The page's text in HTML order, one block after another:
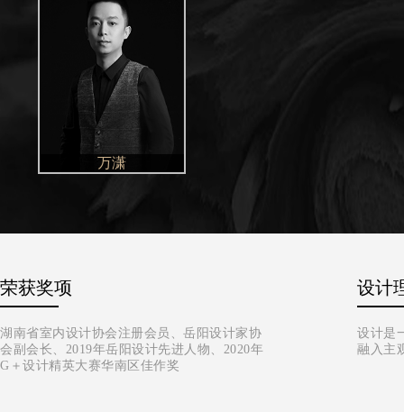
万潇
荣获奖项
湖南省室内设计协会注册会员、岳阳设计家协
会副会长、2019年岳阳设计先进人物、2020年
G＋设计精英大赛华南区佳作奖
设计
设计是
融入主